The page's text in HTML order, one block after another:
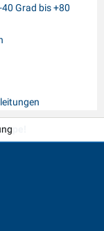
Grad bis +80